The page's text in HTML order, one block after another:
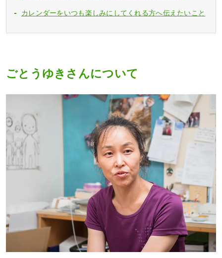
カレンダーをいつも楽しみにしてくれる方へ伝えたいこと
ごとうゆきさんについて